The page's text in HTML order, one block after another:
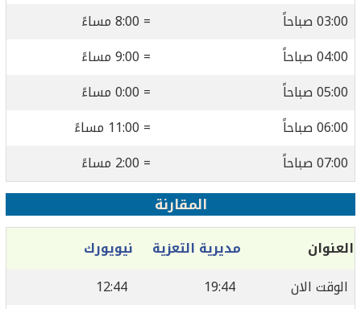
03:00 صباحاً
= 8:00 مساءً
04:00 صباحاً
= 9:00 مساءً
05:00 صباحاً
= 0:00 مساءً
06:00 صباحاً
= 11:00 مساءً
07:00 صباحاً
= 2:00 مساءً
المقارنة
العنوان مديرية التعزية
نيويورك
الوقت الان
19:44
12:44